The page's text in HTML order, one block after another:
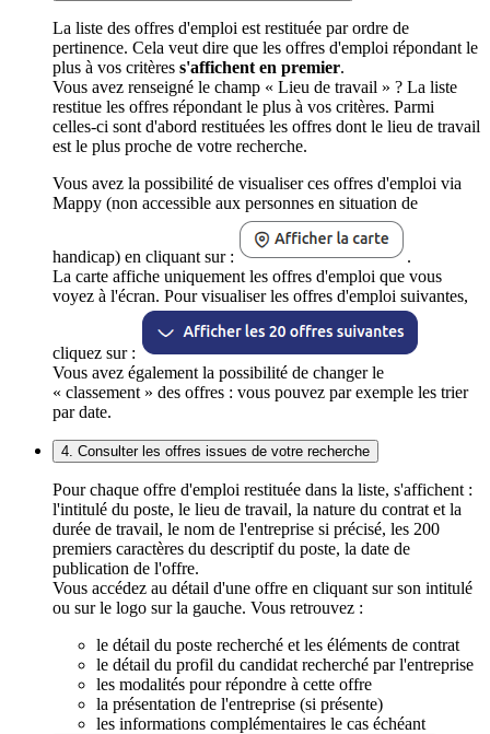
La liste des offres d'emploi est restituée par ordre de
pertinence. Cela veut dire que les offres d'emploi répondant le
plus à vos critères s'affichent en premier.
Vous avez renseigné le champ « Lieu de travail » ? La liste
restitue les offres répondant le plus à vos critères. Parmi
celles-ci sont d'abord restituées les offres dont le lieu de travail
est le plus proche de votre recherche.
Vous avez la possibilité de visualiser ces offres d'emploi via
Mappy (non accessible aux personnes en situation de
handicap) en cliquant sur :
.
La carte affiche uniquement les offres d'emploi que vous
voyez à l'écran. Pour visualiser les offres d'emploi suivantes,
cliquez sur :
Vous avez également la possibilité de changer le
« classement » des offres : vous pouvez par exemple les trier
par date.
4. Consulter les offres issues de votre recherche
Pour chaque offre d'emploi restituée dans la liste, s'affichent :
l'intitulé du poste, le lieu de travail, la nature du contrat et la
durée de travail, le nom de l'entreprise si précisé, les 200
premiers caractères du descriptif du poste, la date de
publication de l'offre.
Vous accédez au détail d'une offre en cliquant sur son intitulé
ou sur le logo sur la gauche. Vous retrouvez :
le détail du poste recherché et les éléments de contrat
le détail du profil du candidat recherché par l'entreprise
les modalités pour répondre à cette offre
la présentation de l'entreprise (si présente)
les informations complémentaires le cas échéant